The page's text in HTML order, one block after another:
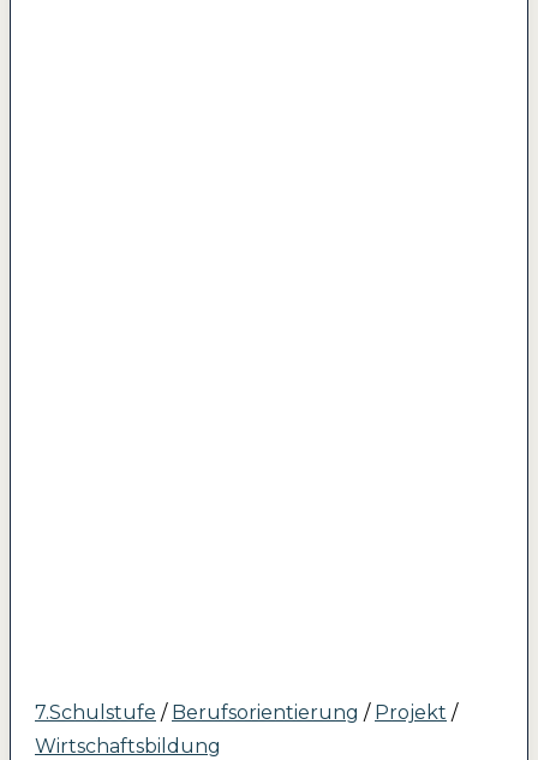
7.Schulstufe / Berufsorientierung / Projekt /
Wirtschaftsbildung